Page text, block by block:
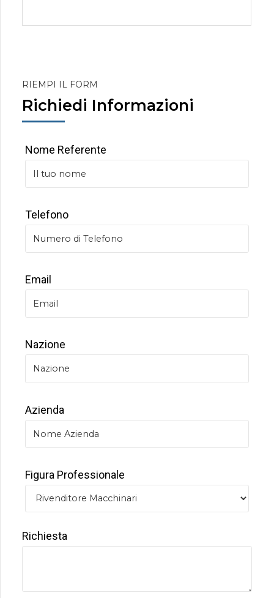
RIEMPI IL FORM
Richiedi Informazioni
Nome Referente
Telefono
Email
Nazione
Azienda
Figura Professionale
Richiesta